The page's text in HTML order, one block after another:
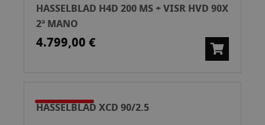
HASSELBLAD H4D 200 MS + VISR HVD 90X
2ª MANO
4.799,00 €
HASSELBLAD XCD 90/2.5